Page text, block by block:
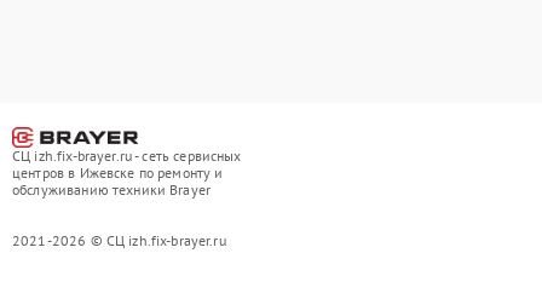
СЦ izh.fix-brayer.ru - сеть сервисных
центров в Ижевске по ремонту и
обслуживанию техники Brayer
2021-2026 © СЦ izh.fix-brayer.ru